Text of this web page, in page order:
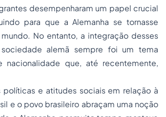
desempenharam um papel crucial
para que a Alemanha se tornasse
No entanto, a integração desses
alemã sempre foi um tema
que, até recentemente,
e atitudes sociais em relação à
e o povo brasileiro abraçam uma noção